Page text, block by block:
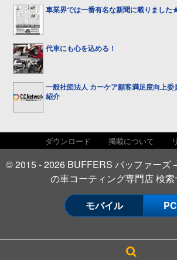
車業界では一番有名な新聞に載りました
代車にも心を込める！
一般社団法人 カーケア顧客満足度向上
紹介
ダウンロード 掲載について
© 2015 - 2026 BUFFERS バッファーズ
の車コーティング専門店 検索
モバイル PC